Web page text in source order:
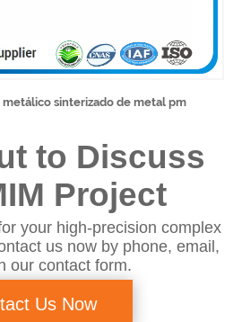
sinterizado de metal pm
to Discuss
Project
your high-precision complex
us now by phone, email,
our contact form.
Us Now